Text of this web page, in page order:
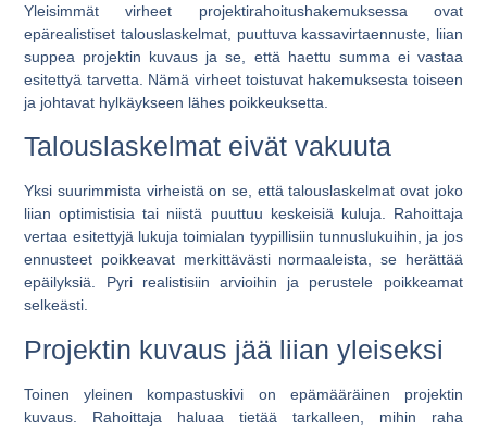
Yleisimmät virheet projektirahoitushakemuksessa ovat
epärealistiset talouslaskelmat, puuttuva kassavirtaennuste, liian
suppea projektin kuvaus ja se, että haettu summa ei vastaa
esitettyä tarvetta. Nämä virheet toistuvat hakemuksesta toiseen
ja johtavat hylkäykseen lähes poikkeuksetta.
Talouslaskelmat eivät vakuuta
Yksi suurimmista virheistä on se, että talouslaskelmat ovat joko
liian optimistisia tai niistä puuttuu keskeisiä kuluja. Rahoittaja
vertaa esitettyjä lukuja toimialan tyypillisiin tunnuslukuihin, ja jos
ennusteet poikkeavat merkittävästi normaaleista, se herättää
epäilyksiä. Pyri realistisiin arvioihin ja perustele poikkeamat
selkeästi.
Projektin kuvaus jää liian yleiseksi
Toinen yleinen kompastuskivi on epämääräinen projektin
kuvaus. Rahoittaja haluaa tietää tarkalleen, mihin raha